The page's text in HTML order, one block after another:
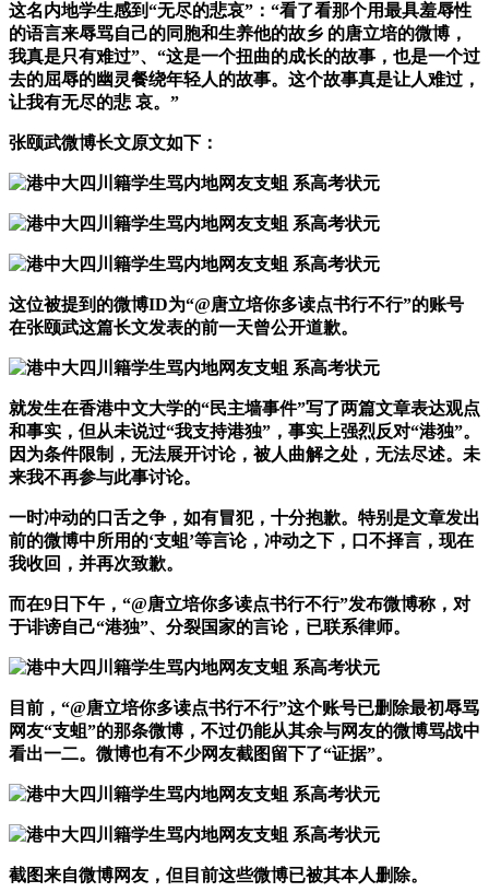
这名内地学生感到“无尽的悲哀”：“看了看那个用最具羞辱性
的语言来辱骂自己的同胞和生养他的故乡 的唐立培的微博，
我真是只有难过”、“这是一个扭曲的成长的故事，也是一个过
去的屈辱的幽灵餐绕年轻人的故事。这个故事真是让人难过，
让我有无尽的悲 哀。”
张颐武微博长文原文如下：
这位被提到的微博ID为“@唐立培你多读点书行不行”的账号
在张颐武这篇长文发表的前一天曾公开道歉。
就发生在香港中文大学的“民主墙事件”写了两篇文章表达观点
和事实，但从未说过“我支持港独”，事实上强烈反对“港独”。
因为条件限制，无法展开讨论，被人曲解之处，无法尽述。未
来我不再参与此事讨论。
一时冲动的口舌之争，如有冒犯，十分抱歉。特别是文章发出
前的微博中所用的‘支蛆’等言论，冲动之下，口不择言，现在
我收回，并再次致歉。
而在9日下午，“@唐立培你多读点书行不行”发布微博称，对
于诽谤自己“港独”、分裂国家的言论，已联系律师。
目前，“@唐立培你多读点书行不行”这个账号已删除最初辱骂
网友“支蛆”的那条微博，不过仍能从其余与网友的微博骂战中
看出一二。微博也有不少网友截图留下了“证据”。
截图来自微博网友，但目前这些微博已被其本人删除。